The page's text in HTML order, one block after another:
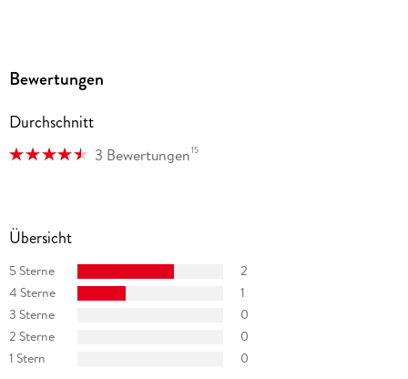
Bewertungen
Durchschnitt
3 Bewertungen15
Übersicht
5 Sterne
2
4 Sterne
1
3 Sterne
0
2 Sterne
0
1 Stern
0